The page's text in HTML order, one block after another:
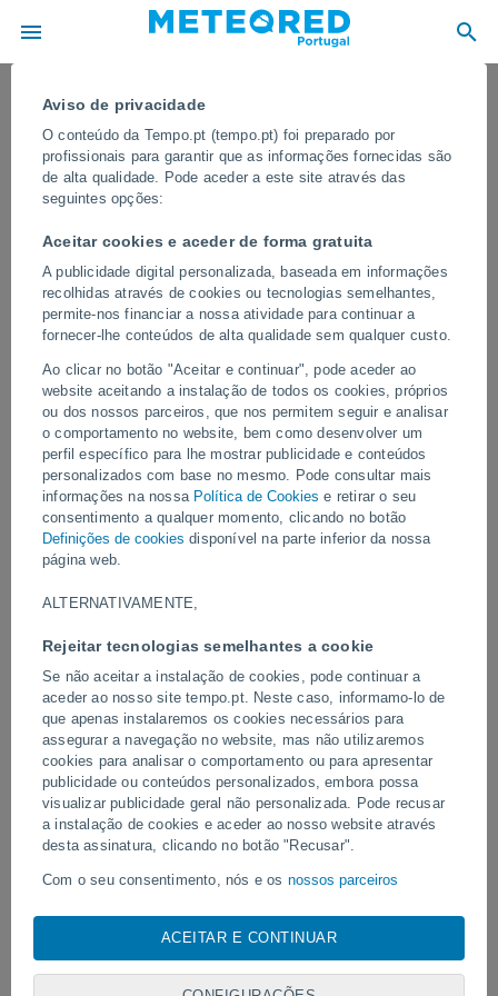
Aviso de privacidade
O conteúdo da Tempo.pt (tempo.pt) foi preparado por
profissionais para garantir que as informações fornecidas são
de alta qualidade. Pode aceder a este site através das
seguintes opções:
Aceitar cookies e aceder de forma gratuita
A publicidade digital personalizada, baseada em informações
recolhidas através de cookies ou tecnologias semelhantes,
permite-nos financiar a nossa atividade para continuar a
fornecer-lhe conteúdos de alta qualidade sem qualquer custo.
Ao clicar no botão "Aceitar e continuar", pode aceder ao
website aceitando a instalação de todos os cookies, próprios
ou dos nossos parceiros, que nos permitem seguir e analisar
o comportamento no website, bem como desenvolver um
perfil específico para lhe mostrar publicidade e conteúdos
personalizados com base no mesmo. Pode consultar mais
informações na nossa Política de Cookies e retirar o seu
consentimento a qualquer momento, clicando no botão
Definições de cookies disponível na parte inferior da nossa
página web.
ALTERNATIVAMENTE,
Rejeitar tecnologias semelhantes a cookie
Se não aceitar a instalação de cookies, pode continuar a
aceder ao nosso site tempo.pt. Neste caso, informamo-lo de
que apenas instalaremos os cookies necessários para
assegurar a navegação no website, mas não utilizaremos
cookies para analisar o comportamento ou para apresentar
publicidade ou conteúdos personalizados, embora possa
visualizar publicidade geral não personalizada. Pode recusar
a instalação de cookies e aceder ao nosso website através
desta assinatura, clicando no botão "Recusar".
Com o seu consentimento, nós e os nossos parceiros
pessoais, tais como a sua visita a este sitio Web, endereços
IP e identificadores de cookies. É possível que alguns
fornecedores possam processar os seus dados pessoais com
ACEITAR E CONTINUAR
Ruas transformadas em rios em
Bauru, Brasil
As autoridades locais acionaram os protocolos de emergência e
recomendaram que a população evitasse viajar devido à grande
quantidade de água na via pública, onde dezenas de carros foram
arrastados pela corrente.
Vídeos
Um raio atingiu um campo de futebol
em Narathiwat, Tailândia.
Erupção e intensa
Fuego, Guatemala.
Siga-nos